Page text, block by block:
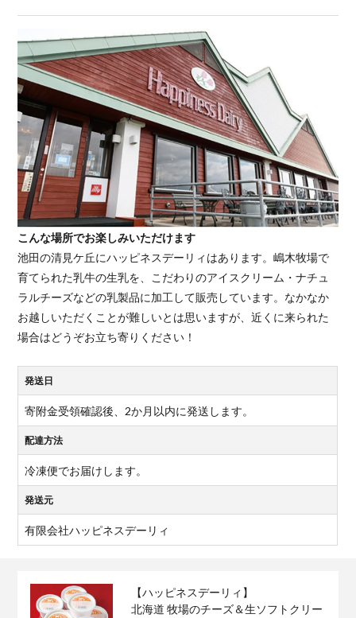
こんな場所でお楽しみいただけます
池田の清見ケ丘にハッピネスデーリィはあります。嶋木牧場で
育てられた乳牛の生乳を、こだわりのアイスクリーム・ナチュ
ラルチーズなどの乳製品に加工して販売しています。なかなか
お越しいただくことが難しいとは思いますが、近くに来られた
場合はどうぞお立ち寄りください！
発送日
寄附金受領確認後、2か月以内に発送します。
配達方法
冷凍便でお届けします。
発送元
有限会社ハッピネスデーリィ
【ハッピネスデーリィ】
北海道 牧場のチーズ＆生ソフトクリー